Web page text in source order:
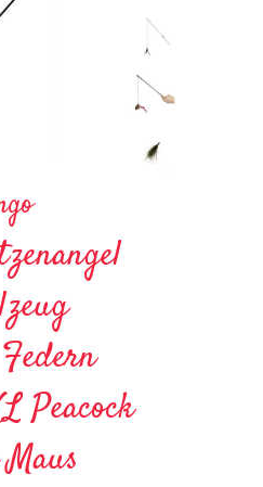
Peacock